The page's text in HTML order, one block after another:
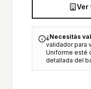
Ver
¿Necesitás
validador para
Uniforme esté
detallada del